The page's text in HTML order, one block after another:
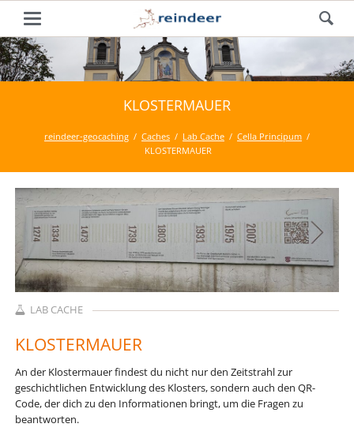
KLOSTERMAUER
reindeer-geocaching Caches Lab Cache
Cella Principum
KLOSTERMAUER
LAB CACHE
KLOSTERMAUER
An der Klostermauer findest du nicht nur den Zeitstrahl zur
geschichtlichen Entwicklung des Klosters, sondern auch den QR-
Code, der dich zu den Informationen bringt, um die Fragen zu
beantworten.